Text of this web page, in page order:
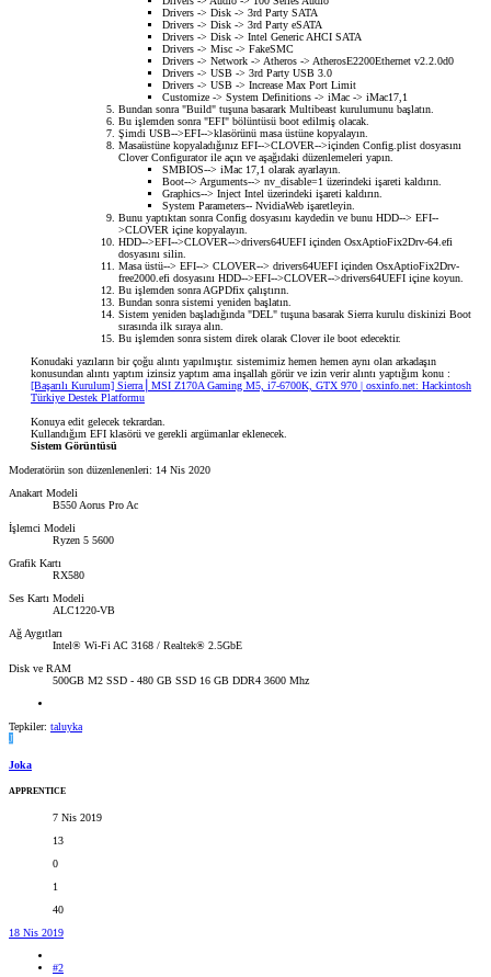
Drivers -> Disk -> 3rd Party SATA
Drivers -> Disk -> 3rd Party eSATA
Drivers -> Disk -> Intel Generic AHCI SATA
Drivers -> Misc -> FakeSMC
Drivers -> Network -> Atheros -> AtherosE2200Ethernet v2.2.0d0
Drivers -> USB -> 3rd Party USB 3.0
Drivers -> USB -> Increase Max Port Limit
Customize -> System Definitions -> iMac -> iMac17,1
Bundan sonra "Build" tuşuna basarark Multibeast kurulumunu başlatın.
Bu işlemden sonra "EFI" bölüntüsü boot edilmiş olacak.
Şimdi USB-->EFI-->klasörünü masa üstüne kopyalayın.
Masaüstüne kopyaladığınız EFI-->CLOVER-->içinden Config.plist dosyasını
Clover Configurator ile açın ve aşağıdaki düzenlemeleri yapın.
SMBIOS--> iMac 17,1 olarak ayarlayın.
Boot--> Arguments--> nv_disable=1 üzerindeki işareti kaldırın.
Graphics--> Inject Intel üzerindeki işareti kaldırın.
System Parameters-- NvidiaWeb işaretleyin.
Bunu yaptıktan sonra Config dosyasını kaydedin ve bunu HDD--> EFI--
>CLOVER içine kopyalayın.
HDD-->EFI-->CLOVER-->drivers64UEFI içinden OsxAptioFix2Drv-64.efi
dosyasını silin.
Masa üstü--> EFI--> CLOVER--> drivers64UEFI içinden OsxAptioFix2Drv-
free2000.efi dosyasını HDD-->EFI-->CLOVER-->drivers64UEFI içine koyun.
Bu işlemden sonra AGPDfix çalıştırın.
Bundan sonra sistemi yeniden başlatın.
Sistem yeniden başladığında "DEL" tuşuna basarak Sierra kurulu diskinizi Boot
sırasında ilk sıraya alın.
Bu işlemden sonra sistem direk olarak Clover ile boot edecektir.
Konudaki yazıların bir çoğu alıntı yapılmıştır. sistemimiz hemen hemen aynı olan arkadaşın
konusundan alıntı yaptım izinsiz yaptım ama inşallah görür ve izin verir alıntı yaptığım konu :
[Başarılı Kurulum] Sierra⎪MSI Z170A Gaming M5, i7-6700K, GTX 970 | osxinfo.net: Hackintosh
Türkiye Destek Platformu
Konuya edit gelecek tekrardan.​
Kullandığım EFI klasörü ve gerekli argümanlar eklenecek.​
Sistem Görüntüsü
Moderatörün son düzenlenenleri: 14 Nis 2020
Anakart Modeli
B550 Aorus Pro Ac
İşlemci Modeli
Ryzen 5 5600
Grafik Kartı
RX580
Ses Kartı Modeli
ALC1220-VB
Ağ Aygıtları
Intel® Wi-Fi AC 3168 / Realtek® 2.5GbE
Disk ve RAM
500GB M2 SSD - 480 GB SSD 16 GB DDR4 3600 Mhz
Tepkiler: taluyka
J
Joka
APPRENTICE
7 Nis 2019
13
0
1
40
18 Nis 2019
#2